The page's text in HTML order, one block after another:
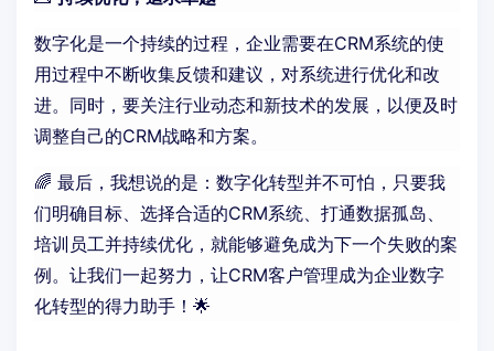
数字化是一个持续的过程，企业需要在CRM系统的使
用过程中不断收集反馈和建议，对系统进行优化和改
进。同时，要关注行业动态和新技术的发展，以便及时
调整自己的CRM战略和方案。
🌈 最后，我想说的是：数字化转型并不可怕，只要我
们明确目标、选择合适的CRM系统、打通数据孤岛、
培训员工并持续优化，就能够避免成为下一个失败的案
例。让我们一起努力，让CRM客户管理成为企业数字
化转型的得力助手！🌟